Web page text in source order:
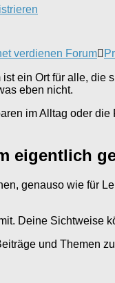
verdienen Forum
ein Ort für alle,
eben nicht.
im Alltag oder
eigentlich
genauso wie für
Deine Sichtweise
und Themen